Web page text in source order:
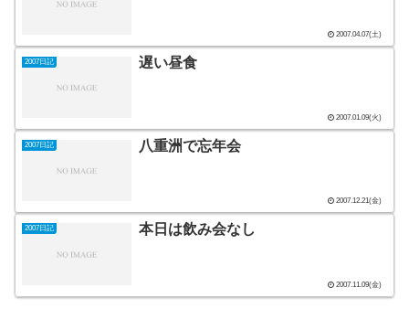
2007.04.07(土)
2007日記 遅い昼食
2007.01.09(火)
2007日記 八重洲で忘年会
2007.12.21(金)
2007日記 本日は飲み会なし
2007.11.09(金)